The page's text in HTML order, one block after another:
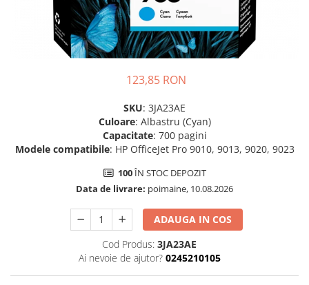
123,85 RON
SKU: 3JA23AE
Culoare: Albastru (Cyan)
Capacitate: 700 pagini
Modele compatibile: HP OfficeJet Pro 9010, 9013, 9020, 9023
100ÎN STOC DEPOZIT
Data de livrare: poimaine, 10.08.2026
ADAUGA IN COS
Cod Produs: 3JA23AE
Ai nevoie de ajutor? 0245210105